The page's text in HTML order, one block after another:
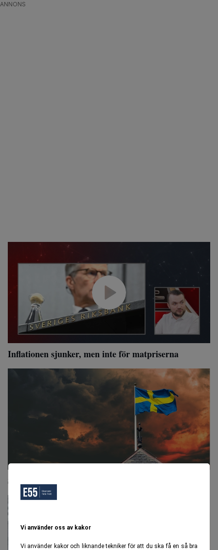
Vi använder oss av kakor
Vi använder kakor och liknande tekniker för att du ska få en så bra
ANNONS
Inflationen sjunker, men inte för matpriserna
Svensk ekonomi krymper: Chefsekonom: "Konstigt"